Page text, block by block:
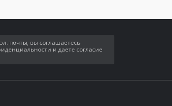
почты, вы соглашаетесь
и даете согласие